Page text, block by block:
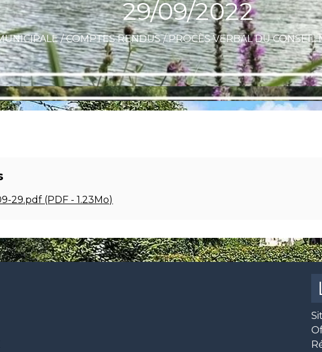
29/09/2022
/COMPTES RENDUS/PROCÈS VERBAL DU
29.pdf (PDF - 1.23Mo)